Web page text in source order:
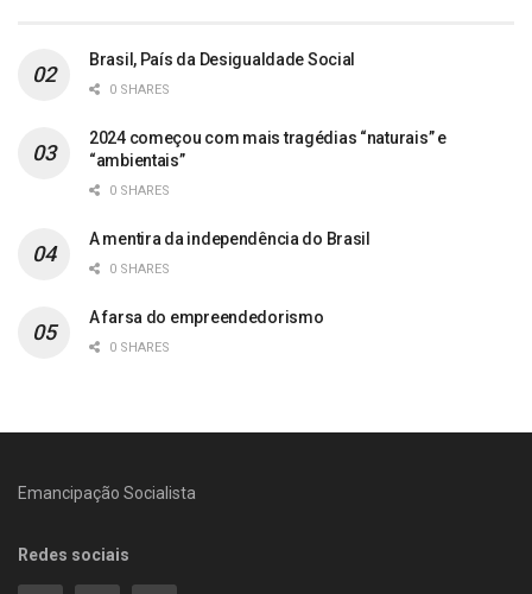
Brasil, País da Desigualdade Social
0 SHARES
2024 começou com mais tragédias “naturais” e
“ambientais”
0 SHARES
A mentira da independência do Brasil
0 SHARES
A farsa do empreendedorismo
0 SHARES
Emancipação Socialista
Redes sociais